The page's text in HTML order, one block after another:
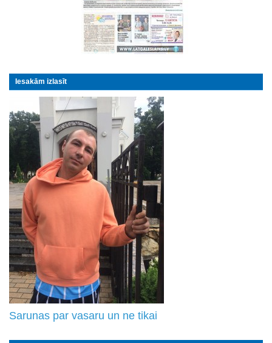
Iesakām izlasīt
Sarunas par vasaru un ne tikai